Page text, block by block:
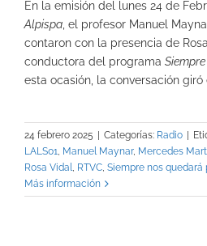
En la emisión del lunes 24 de
Alpispa , el profesor Manuel
contaron con la presencia de
conductora del programa
esta ocasión, la conversación giró
24 febrero 2025 | Categorías: Radio |
LALS01 Manuel Maynar, Mercedes
Rosa Vidal
RTVC Siempre nos quedará
Más información